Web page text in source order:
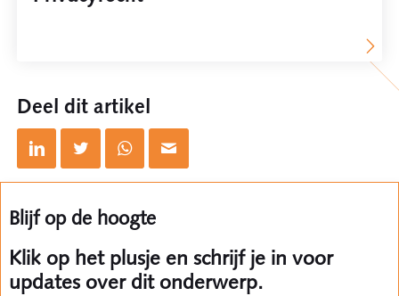
Deel dit artikel
Blijf op de hoogte
Klik op het plusje en schrijf je in voor
updates over dit onderwerp.